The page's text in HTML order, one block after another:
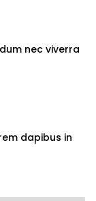
nec viverra
dapibus in